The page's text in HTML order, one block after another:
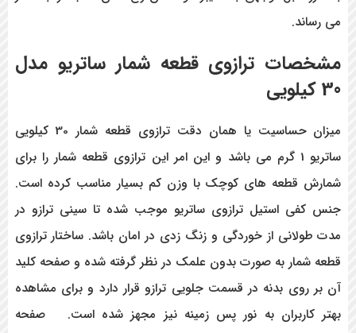
می رساند.
مشخصات ترازوی قطعه شمار ساتریو مدل
30 کیلویی
میزان حساسیت یا همان دقت ترازوی قطعه شمار 30 کیلویی
ساتریو 1 گرم می باشد و این امر این ترازوی قطعه شمار را برای
شمارش قطعه های کوچک با وزن کم بسیار مناسب کرده است.
جنس کفی استیل ترازوی ساتریو موجب شده تا سینی ترازو در
مدت طولانی از خوردگی و زنگ زدی در امان باشد. ساختار ترازوی
قطعه شمار به صورت بدون علمک در نظر گرفته شده و صفحه کلید
آن بر روی بدنه در قسمت جلویی ترازو قرار دارد و برای مشاهده
بهتر کاربران به نور پس زمینه نیز مجهز شده است. صفحه